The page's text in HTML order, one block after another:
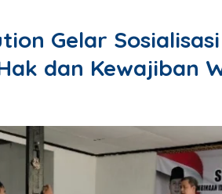
Gelar
dan Kewajiban